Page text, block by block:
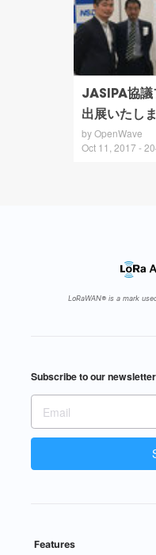
JASIPA協議
出展いたし
by OpenWave
Oct 11, 2017 -